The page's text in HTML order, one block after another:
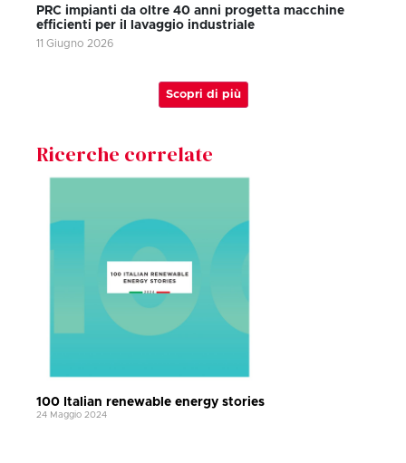
PRC impianti da oltre 40 anni progetta macchine
efficienti per il lavaggio industriale
11 Giugno 2026
Scopri di più
Ricerche correlate
100 Italian renewable energy stories
24 Maggio 2024